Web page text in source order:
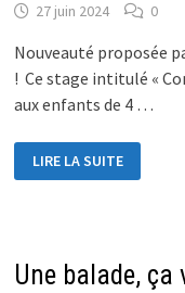
27 juin 2024 0
Nouveauté proposée
! Ce stage intitulé «
aux enfants de 4 …
C’EST
L’HEURE
DE
LIRE LA SUITE
Une balade, ça